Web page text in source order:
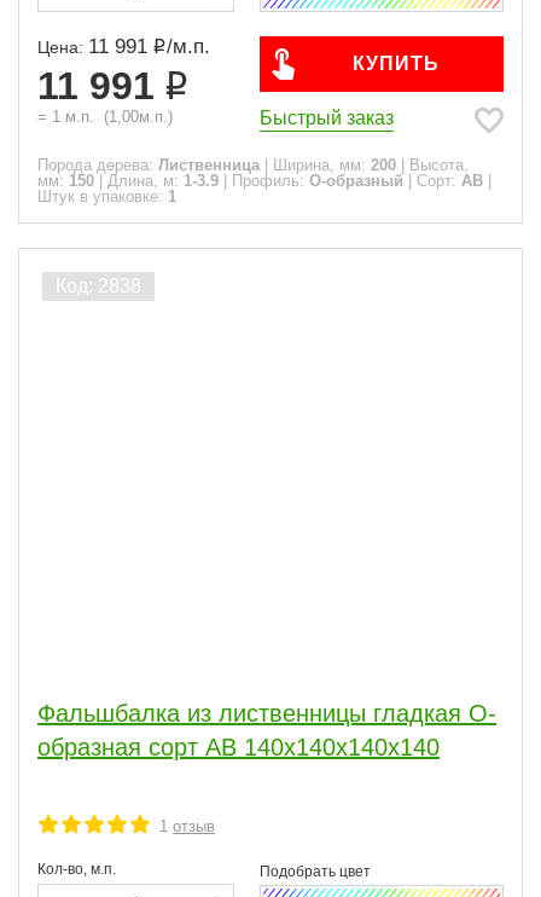
Цена: 11 991 /м.п.
11 991
= 1 м.п. (1,00м.п.)
КУПИТЬ
Быстрый заказ
Порода дерева: Лиственница Ширина, мм: 200
Высота,
мм: 150 Длина, м: 1-3.9 Профиль: О-образный Сорт: АВ
Штук в упаковке: 1
Фальшбалка из лиственницы гладкая О-
образная сорт АВ 140x140x140x140
1 отзыв
Кол-во, м.п.